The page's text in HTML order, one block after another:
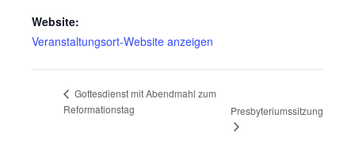
Website:
Veranstaltungsort-Website anzeigen
Gottesdienst mit Abendmahl zum
Reformationstag
Presbyteriumssitzung